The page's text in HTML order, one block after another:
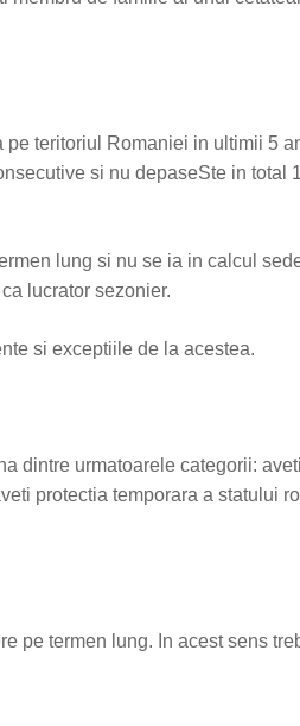
teritoriul Romaniei in ultimii 5
si nu depaseSte in total
lung si nu se ia in calcul
lucrator sezonier.
si exceptiile de la acestea.
dintre urmatoarele categorii:
protectia temporara a statului
pe termen lung. In acest sens